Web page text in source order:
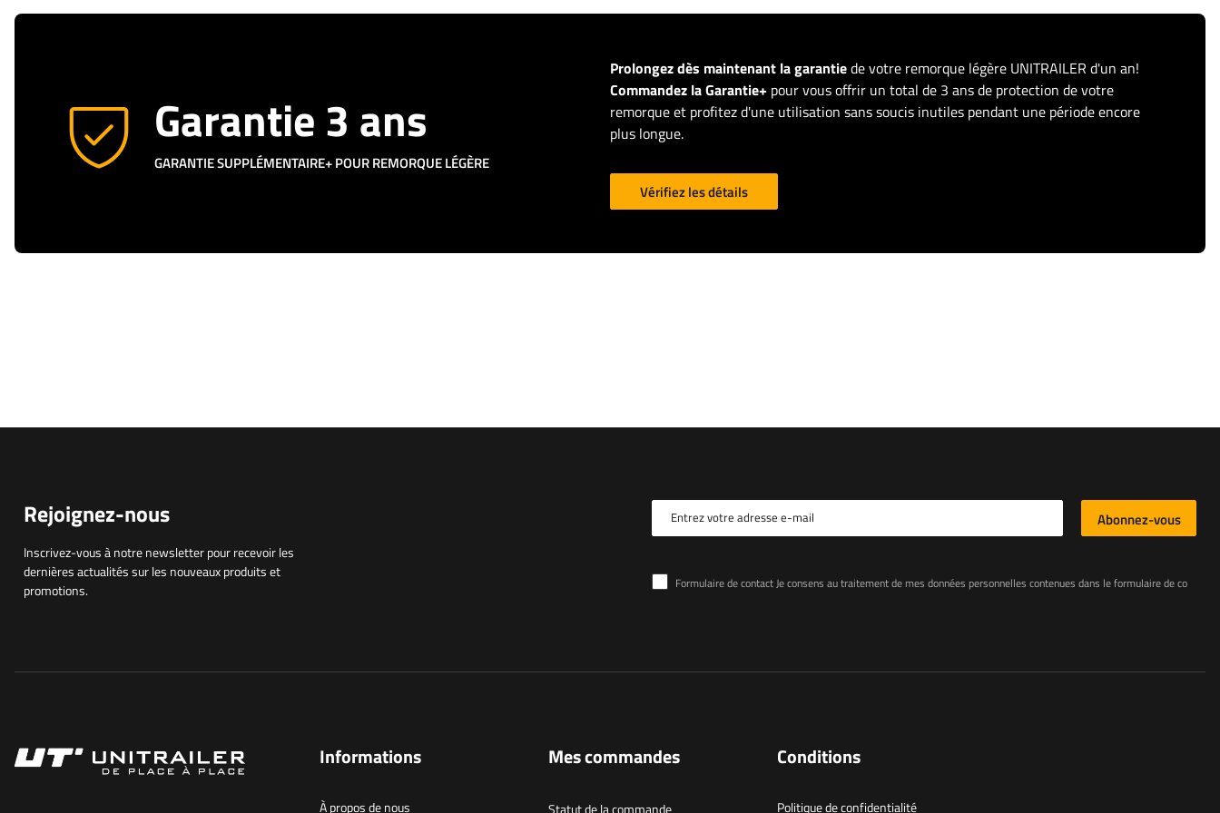
Garantie 3 ans
GARANTIE SUPPLÉMENTAIRE+ POUR REMORQUE LÉGÈRE
Prolongez dès maintenant la garantiede votre remorque légère UNITRAILER d'un an!
Commandez la Garantie+ pour vous offrir un total de 3 ans de protection de votre
remorque et profitez d'une utilisation sans soucis inutiles pendant une période encore
plus longue.
Vérifiez les détails
Rejoignez-nous
Inscrivez-vous à notre newsletter pour recevoir les
dernières actualités sur les nouveaux produits et
promotions.
Entrez votre adresse e-mail
Formulaire de contact Je consens au traitement de mes données personnelles contenues dans le formulaire de contact conformément au règlement du Parlement européen et du Conseil (UE)
Abonnez-vous
Informations
À propos de nous
Mes commandes Conditions
Politique de confidentialité